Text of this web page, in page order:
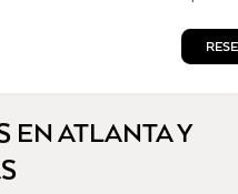
EN ATLANTA Y